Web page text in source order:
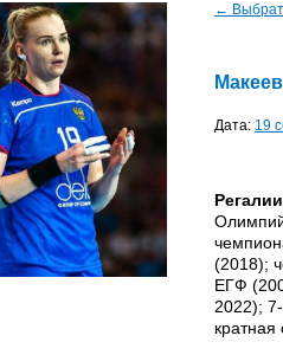
←
Дата: 19
Регалии
(2018);
ЕГФ
2022);